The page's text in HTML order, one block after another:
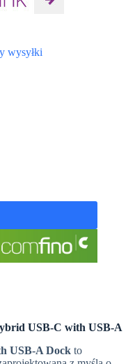
wysyłki
USB-C with USB-A
USB-A Dock to